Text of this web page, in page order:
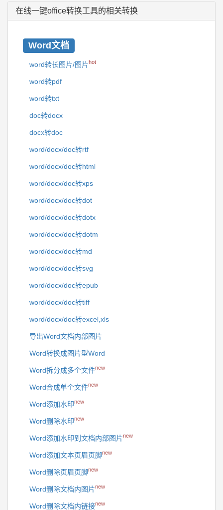
在线一键office转换工具的相关转换
Word文档
word转长图片/图片hot
word转pdf
word转txt
doc转docx
docx转doc
word/docx/doc转rtf
word/docx/doc转html
word/docx/doc转xps
word/docx/doc转dot
word/docx/doc转dotx
word/docx/doc转dotm
word/docx/doc转md
word/docx/doc转svg
word/docx/doc转epub
word/docx/doc转tiff
word/docx/doc转excel,xls
导出Word文档内部图片
Word转换成图片型Word
Word拆分成多个文件new
Word合成单个文件new
Word添加水印new
Word删除水印new
Word添加水印到文档内部图片new
Word添加文本页眉页脚new
Word删除页眉页脚new
Word删除文档内图片new
Word删除文档内链接new